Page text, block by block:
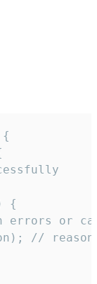
{
{
errors or
//